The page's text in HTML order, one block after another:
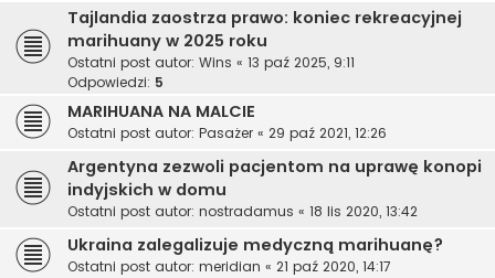
Tajlandia zaostrza prawo: koniec rekreacyjnej
marihuany w 2025 roku
Ostatni post autor: Wins « 13 paź 2025, 9:11
Odpowiedzi: 5
MARIHUANA NA MALCIE
Ostatni post autor: Pasażer « 29 paź 2021, 12:26
Argentyna zezwoli pacjentom na uprawę konopi
indyjskich w domu
Ostatni post autor: nostradamus « 18 lis 2020, 13:42
Ukraina zalegalizuje medyczną marihuanę?
Ostatni post autor: meridian « 21 paź 2020, 14:17